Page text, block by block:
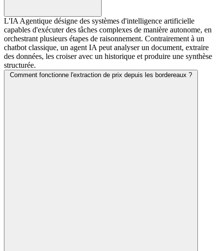
L'IA Agentique désigne des systèmes d'intelligence artificielle
capables d'exécuter des tâches complexes de manière autonome, en
orchestrant plusieurs étapes de raisonnement. Contrairement à un
chatbot classique, un agent IA peut analyser un document, extraire
des données, les croiser avec un historique et produire une synthèse
structurée.
Comment fonctionne l'extraction de prix depuis les bordereaux ?